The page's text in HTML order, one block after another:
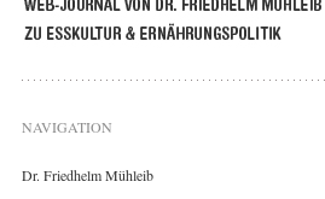
NAVIGATION
Dr. Friedhelm Mühleib